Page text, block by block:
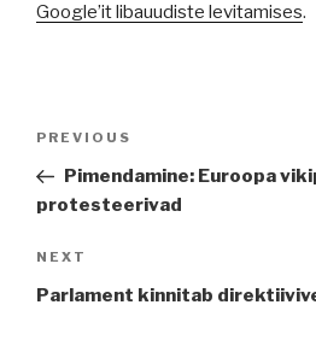
Google’it libauudiste levitamises.
Previous
Post
PREVIOUS
Pimendamine: Euroopa
protesteerivad
Next
Post
NEXT
Parlament kinnitab